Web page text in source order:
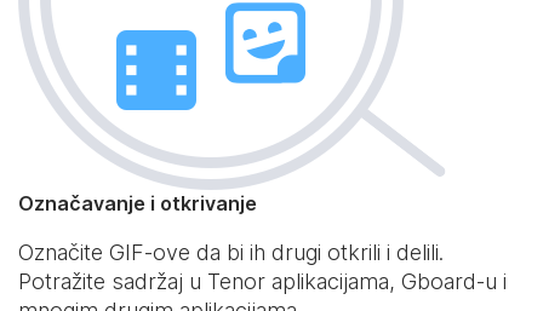
Označavanje i otkrivanje
Označite GIF-ove da bi ih drugi otkrili i delili.
Potražite sadržaj u Tenor aplikacijama, Gboard-u i